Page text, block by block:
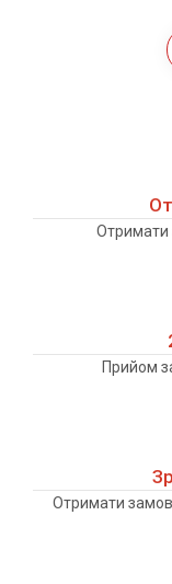
Отримати
Прийом
Отримати